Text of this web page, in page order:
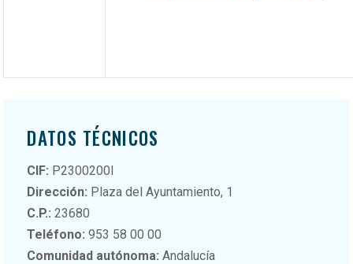
DATOS TÉCNICOS
CIF: P2300200I
Dirección: Plaza del Ayuntamiento, 1
C.P.: 23680
Teléfono: 953 58 00 00
Comunidad autónoma: Andalucía